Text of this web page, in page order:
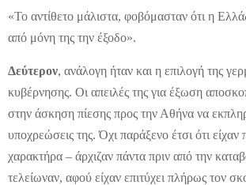
«Το αντίθετο μάλιστα, φοβόμασταν ότι η
από μόνη της την έξοδο».
Δεύτερον, ανάλογη ήταν και η επιλογή της
κυβέρνησης. Οι απειλές της για έξωση
στην άσκηση πίεσης προς την Αθήνα να
υποχρεώσεις της. Όχι παράξενο έτσι ότι είχαν
χαρακτήρα – άρχιζαν πάντα πριν από την
τελείωναν, αφού είχαν επιτύχει πλήρως τον